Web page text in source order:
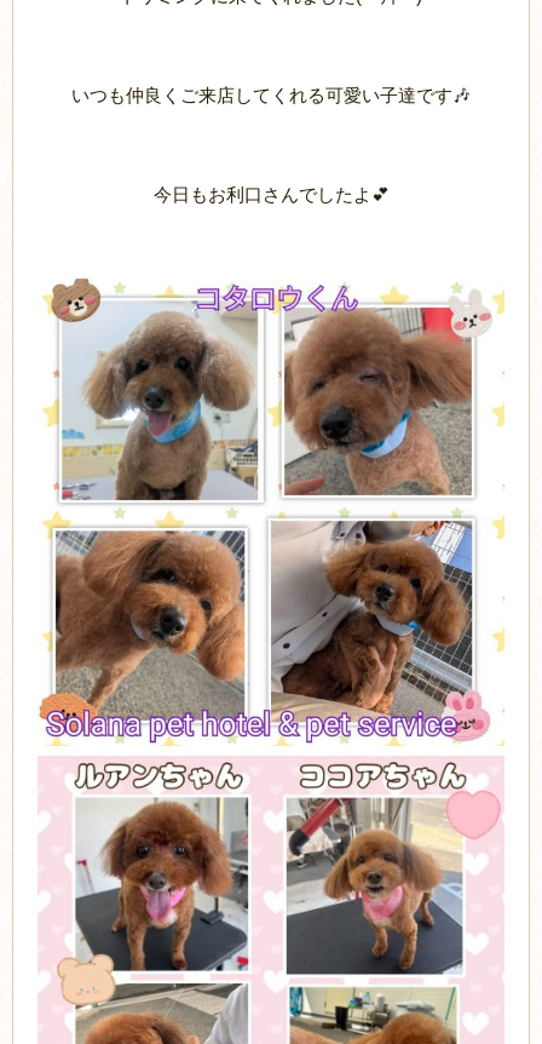
いつも仲良くご来店してくれる可愛い子達です🎶
今日もお利口さんでしたよ💕